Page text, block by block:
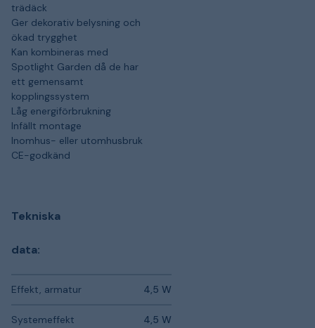
trädäck
Ger dekorativ belysning och
ökad trygghet
Kan kombineras med
Spotlight Garden då de har
ett gemensamt
kopplingssystem
Låg energiförbrukning
Infällt montage
Inomhus- eller utomhusbruk
CE-godkänd
Tekniska
data:
Effekt, armatur 4,5 W
Systemeffekt 4,5 W